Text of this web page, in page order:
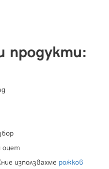
продукти:
оцет
използвахме рожков